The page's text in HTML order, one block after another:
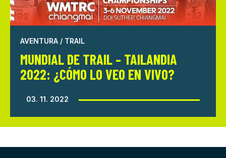
AVENTURA / TRAIL
MUNDIAL DE TRAIL – TAILANDIA
2022: ¿CÓMO LO VEO EN VIVO?
03. 11. 2022